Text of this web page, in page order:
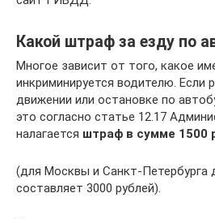
Какой штраф за езду по
Многое зависит от того, какое
инкриминируется водителю. Если
движении или остановке по
это согласно статье 12.17
налагается штраф в сумме 1500
(для Москвы и Санкт-Петербурга
составляет 3000 рублей).